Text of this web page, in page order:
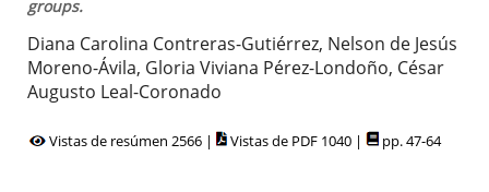
groups.
Diana Carolina Contreras-Gutiérrez, Nelson de Jesús
Moreno-Ávila, Gloria Viviana Pérez-Londoño, César
Augusto Leal-Coronado
Vistas de resúmen 2566 | Vistas de PDF 1040 | pp. 47-64